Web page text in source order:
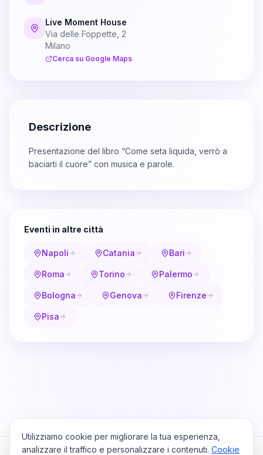
Live Moment House
Via delle Foppette, 2
Milano
Cerca su Google Maps
Descrizione
Presentazione del libro “Come seta liquida, verrò a
baciarti il cuore” con musica e parole.
Eventi in altre città
Napoli Catania Bari
Roma Torino Palermo
Bologna Genova Firenze
Pisa
Utilizziamo cookie per migliorare la tua esperienza,
analizzare il traffico e personalizzare i contenuti. Cookie